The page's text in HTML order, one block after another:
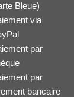
Bleue)
via
par
par
bancaire